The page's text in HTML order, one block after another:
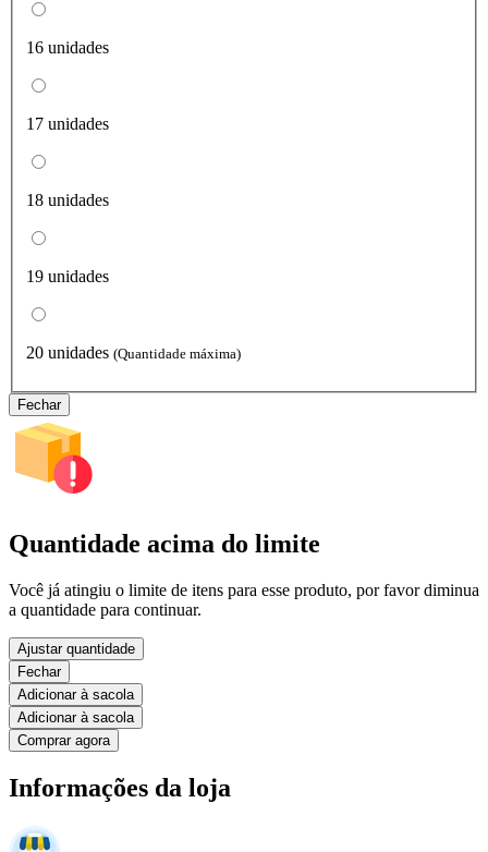
16 unidades
17 unidades
18 unidades
19 unidades
20 unidades (Quantidade máxima)
Fechar
Quantidade acima do limite
Você já atingiu o limite de itens para esse produto, por favor diminua
a quantidade para continuar.
Ajustar quantidade
Fechar
Adicionar à sacola
Adicionar à sacola
Comprar agora
Informações da loja